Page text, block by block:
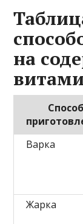
на
Способ
Варка
Жарка